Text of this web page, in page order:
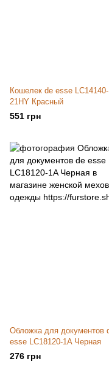
Кошелек de esse LC14140-
21HY Красный
551 грн
Обложка для документов
esse LC18120-1A Черная
276 грн